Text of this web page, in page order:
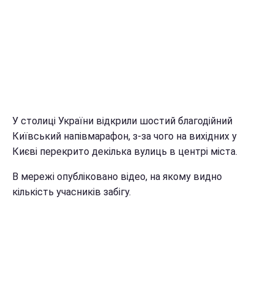
У столиці України відкрили шостий благодійний
Київський напівмарафон, з-за чого на вихідних у
Києві перекрито декілька вулиць в центрі міста.
В мережі опубліковано відео, на якому видно
кількість учасників забігу.